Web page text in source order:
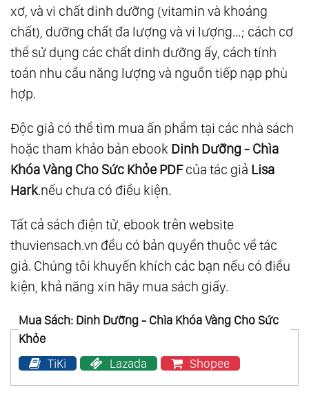
xơ, và vi chất dinh dưỡng (vitamin và khoáng
chất), dưỡng chất đa lượng và vi lượng…; cách cơ
thể sử dụng các chất dinh dưỡng ấy, cách tính
toán nhu cầu năng lượng và nguồn tiếp nạp phù
hợp.
Độc giả có thể tìm mua ấn phẩm tại các nhà sách
hoặc tham khảo bản ebook Dinh Dưỡng - Chìa
Khóa Vàng Cho Sức Khỏe PDFcủa tác giả Lisa
Hark.nếu chưa có điều kiện.
Tất cả sách điện tử, ebook trên website
thuviensach.vn đều có bản quyền thuộc về tác
giả. Chúng tôi khuyến khích các bạn nếu có điều
kiện, khả năng xin hãy mua sách giấy.
Mua Sách: Dinh Dưỡng - Chìa Khóa Vàng Cho Sức
Khỏe
TiKi
Lazada Shopee